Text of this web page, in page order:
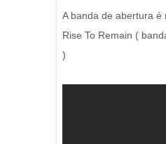
A banda de abertura é
Rise To Remain (
)